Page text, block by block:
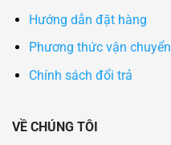
Hướng dẫn đặt hàng
Phương thức vận chuyển
Chính sách đổi trả
VỀ CHÚNG TÔI